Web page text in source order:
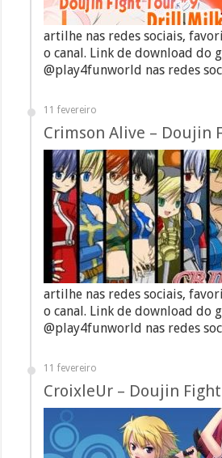
artilhe nas redes sociais,
o canal. Link de download do
@play4funworld nas redes
11 fevereiro
Crimson Alive – Doujin
artilhe nas redes sociais,
o canal. Link de download do
@play4funworld nas redes
11 fevereiro
CroixleUr – Doujin